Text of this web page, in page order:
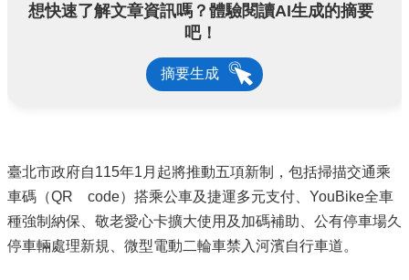
想快速了解文章資訊嗎？體驗閱讀AI生成的摘要
吧！
摘要生成
臺北市政府自115年1月起將推動五項新制，包括掃描交通乘
車碼（QR code）搭乘公車及捷運多元支付、YouBike全車
種強制納保、敬老愛心卡擴大使用及加碼補助、公有停車場久
停車輛處理新規、微型電動二輪車禁入河濱自行車道。